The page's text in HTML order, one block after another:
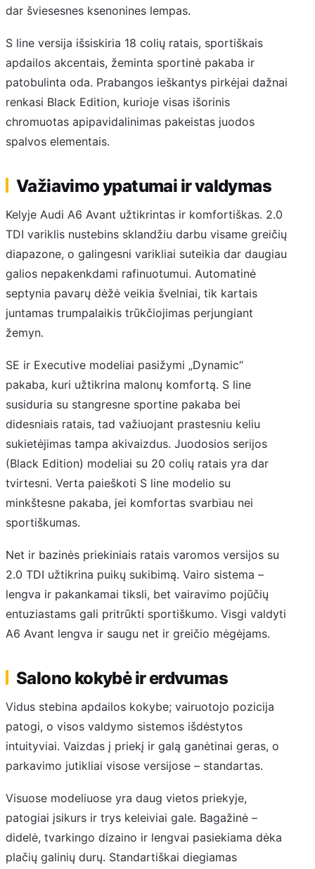
dar šviesesnes ksenonines lempas.
S line versija išsiskiria 18 colių ratais, sportiškais
apdailos akcentais, žeminta sportinė pakaba ir
patobulinta oda. Prabangos ieškantys pirkėjai dažnai
renkasi Black Edition, kurioje visas išorinis
chromuotas apipavidalinimas pakeistas juodos
spalvos elementais.
Važiavimo ypatumai ir valdymas
Kelyje Audi A6 Avant užtikrintas ir komfortiškas. 2.0
TDI variklis nustebins sklandžiu darbu visame greičių
diapazone, o galingesni varikliai suteikia dar daugiau
galios nepakenkdami rafinuotumui. Automatinė
septynia pavarų dėžė veikia švelniai, tik kartais
juntamas trumpalaikis trūkčiojimas perjungiant
žemyn.
SE ir Executive modeliai pasižymi „Dynamic“
pakaba, kuri užtikrina malonų komfortą. S line
susiduria su stangresne sportine pakaba bei
didesniais ratais, tad važiuojant prastesniu keliu
sukietėjimas tampa akivaizdus. Juodosios serijos
(Black Edition) modeliai su 20 colių ratais yra dar
tvirtesni. Verta paieškoti S line modelio su
minkštesne pakaba, jei komfortas svarbiau nei
sportiškumas.
Net ir bazinės priekiniais ratais varomos versijos su
2.0 TDI užtikrina puikų sukibimą. Vairo sistema –
lengva ir pakankamai tiksli, bet vairavimo pojūčių
entuziastams gali pritrūkti sportiškumo. Visgi valdyti
A6 Avant lengva ir saugu net ir greičio mėgėjams.
Salono kokybė ir erdvumas
Vidus stebina apdailos kokybe; vairuotojo pozicija
patogi, o visos valdymo sistemos išdėstytos
intuityviai. Vaizdas į priekį ir galą ganėtinai geras, o
parkavimo jutikliai visose versijose – standartas.
Visuose modeliuose yra daug vietos priekyje,
patogiai įsikurs ir trys keleiviai gale. Bagažinė –
didelė, tvarkingo dizaino ir lengvai pasiekiama dėka
plačių galinių durų. Standartiškai diegiamas